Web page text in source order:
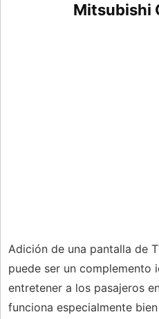
Mitsubishi
Adición de una pantalla de
puede ser un complemento
entretener a los pasajeros
funciona especialmente